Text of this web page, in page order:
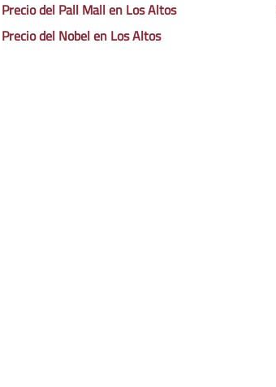
Precio del Pall Mall en Los Altos
Precio del Nobel en Los Altos